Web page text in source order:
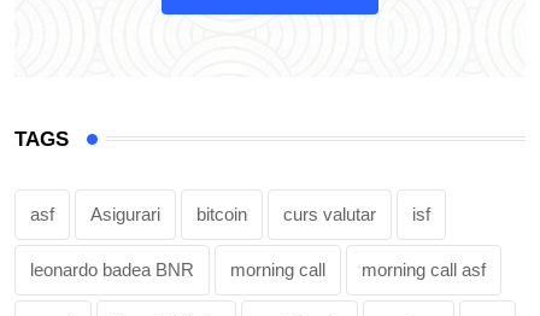
TAGS
asf Asigurari bitcoin curs valutar isf
leonardo badea BNR morning call morning call asf